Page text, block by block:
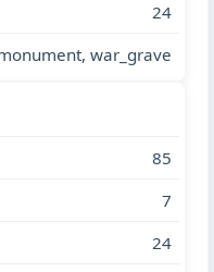
24
war_grave
85
7
24